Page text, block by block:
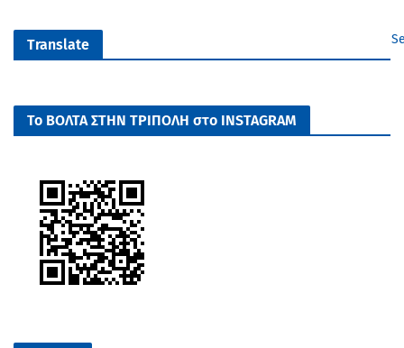
Translate
Το ΒΟΛΤΑ ΣΤΗΝ ΤΡΙΠΟΛΗ στο INSTAGRAM